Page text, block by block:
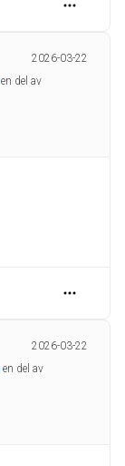
2026-03-22
en del av
2026-03-22
en del av